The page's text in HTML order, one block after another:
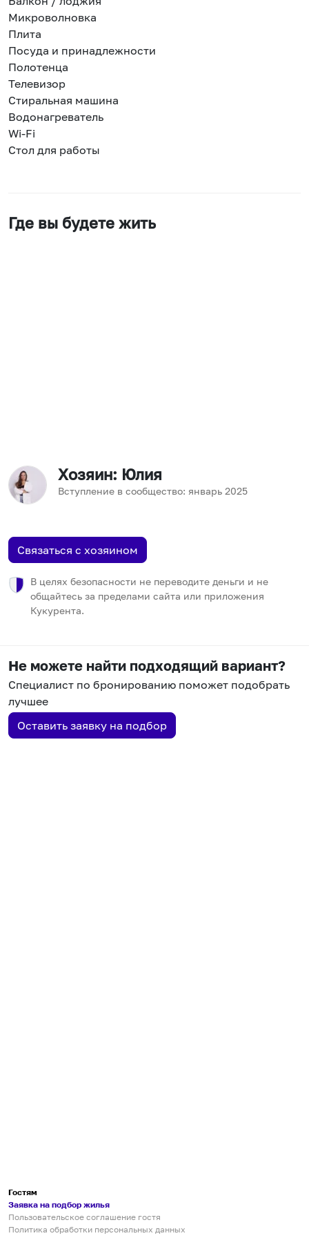
Микроволновка
Плита
Посуда и принадлежности
Полотенца
Телевизор
Стиральная машина
Водонагреватель
Wi-Fi
Стол для работы
Где вы будете жить
Хозяин: Юлия
Вступление в сообщество: январь 2025
Связаться с хозяином
В целях безопасности не переводите деньги и не
общайтесь за пределами сайта или приложения
Кукурента.
Не можете найти подходящий вариант?
Специалист по бронированию поможет подобрать
лучшее
Оставить заявку на подбор
Гостям
Заявка на подбор жилья
Пользовательское соглашение гостя
Политика обработки персональных данных